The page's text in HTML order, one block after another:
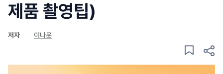
제품 촬영팁)
저자 이나윤